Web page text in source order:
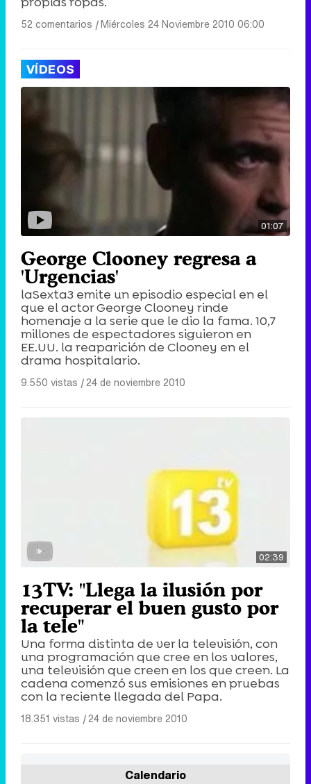
52 comentarios |Miércoles 24 Noviembre 2010 06:00
VÍDEOS
01:07
George Clooney regresa a
'Urgencias'
laSexta3 emite un episodio especial en el
que el actor George Clooney rinde
homenaje a la serie que le dio la fama. 10,7
millones de espectadores siguieron en
EE.UU. la reaparición de Clooney en el
drama hospitalario.
9.550 vistas |24 de noviembre 2010
02:39
13TV: "Llega la ilusión por
recuperar el buen gusto por
la tele"
Una forma distinta de ver la televisión, con
una programación que cree en los valores,
una televisión que creen en los que creen. La
cadena comenzó sus emisiones en pruebas
con la reciente llegada del Papa.
18.351 vistas |24 de noviembre 2010
Calendario